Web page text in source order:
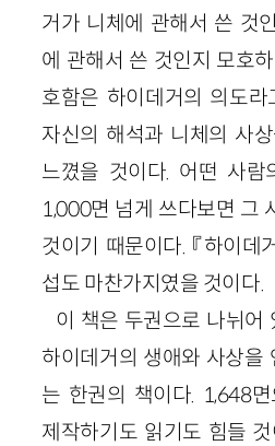
거가 니체에 관해서 쓴 것
에 관해서 쓴 것인지 모호
호함은 하이데거의 의도
자신의 해석과 니체의 사
느꼈을 것이다. 어떤 사
1,000면 넘게 쓰다보면 그
것이기 때문이다. 『하이데
섭도 마찬가지였을 것이다.
이 책은 두권으로 나뉘어
하이데거의 생애와 사상을
는 한권의 책이다. 1,648
제작하기도 읽기도 힘들